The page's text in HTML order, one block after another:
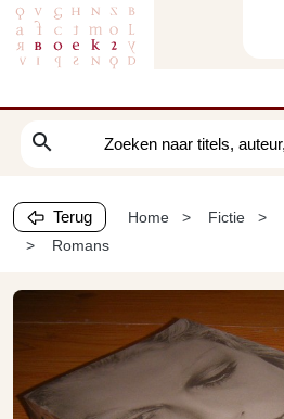
search
Terug Home Fictie
Romans